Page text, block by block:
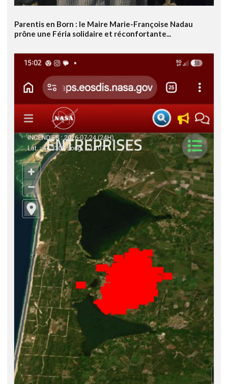
Parentis en Born : le Maire Marie-Françoise Nadau
prône une Féria solidaire et réconfortante...